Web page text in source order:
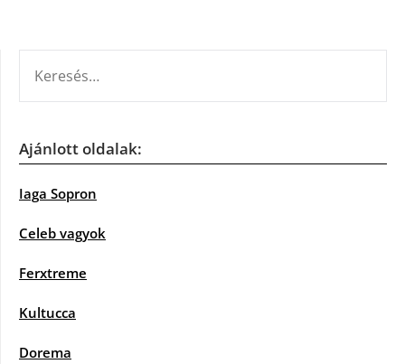
Ajánlott oldalak:
Iaga Sopron
Celeb vagyok
Ferxtreme
Kultucca
Dorema